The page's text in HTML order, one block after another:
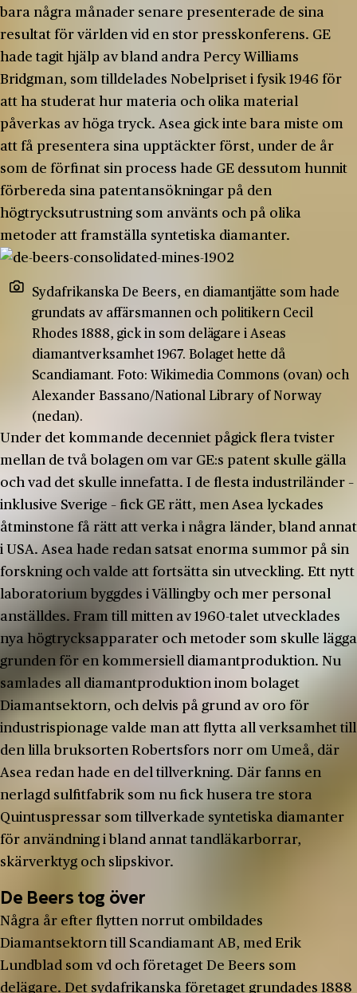
bara några månader senare presenterade de sina
resultat för världen vid en stor presskonferens. GE
hade tagit hjälp av bland andra Percy Williams
Bridgman, som tilldelades Nobelpriset i fysik 1946 för
att ha studerat hur materia och olika material
påverkas av höga tryck. Asea gick inte bara miste om
att få presentera sina upptäckter först, under de år
som de förfinat sin process hade GE dessutom hunnit
förbereda sina patentansökningar på den
högtrycksutrustning som använts och på olika
metoder att framställa syntetiska diamanter.
Sydafrikanska De Beers, en diamantjätte som hade
grundats av affärsmannen och politikern Cecil
Rhodes 1888, gick in som delägare i Aseas
diamantverksamhet 1967. Bolaget hette då
Scandiamant. Foto: Wikimedia Commons (ovan) och
Alexander Bassano/National Library of Norway
(nedan).
Under det kommande decenniet pågick flera tvister
mellan de två bolagen om var GE:s patent skulle gälla
och vad det skulle innefatta. I de flesta industriländer –
inklusive Sverige – fick GE rätt, men Asea lyckades
åtminstone få rätt att verka i några länder, bland annat
i USA. Asea hade redan satsat enorma summor på sin
forskning och valde att fortsätta sin utveckling. Ett nytt
laboratorium byggdes i Vällingby och mer personal
anställdes. Fram till mitten av 1960-talet utvecklades
nya högtrycksapparater och metoder som skulle lägga
grunden för en kommersiell diamantproduktion. Nu
samlades all diamantproduktion inom bolaget
Diamantsektorn, och delvis på grund av oro för
industrispionage valde man att flytta all verksamhet till
den lilla bruksorten Robertsfors norr om Umeå, där
Asea redan hade en del tillverkning. Där fanns en
nerlagd sulfitfabrik som nu fick husera tre stora
Quintuspressar som tillverkade syntetiska diamanter
för användning i bland annat tandläkarborrar,
skärverktyg och slipskivor.
De Beers tog över
Några år efter flytten norrut ombildades
Diamantsektorn till Scandiamant AB, med Erik
Lundblad som vd och företaget De Beers som
delägare. Det sydafrikanska företaget grundades 1888